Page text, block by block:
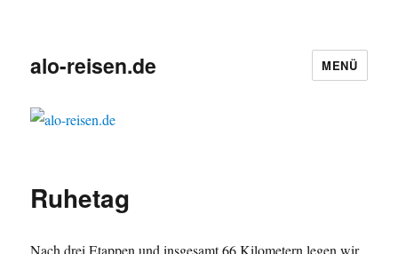
alo-reisen.de MENÜ
Ruhetag